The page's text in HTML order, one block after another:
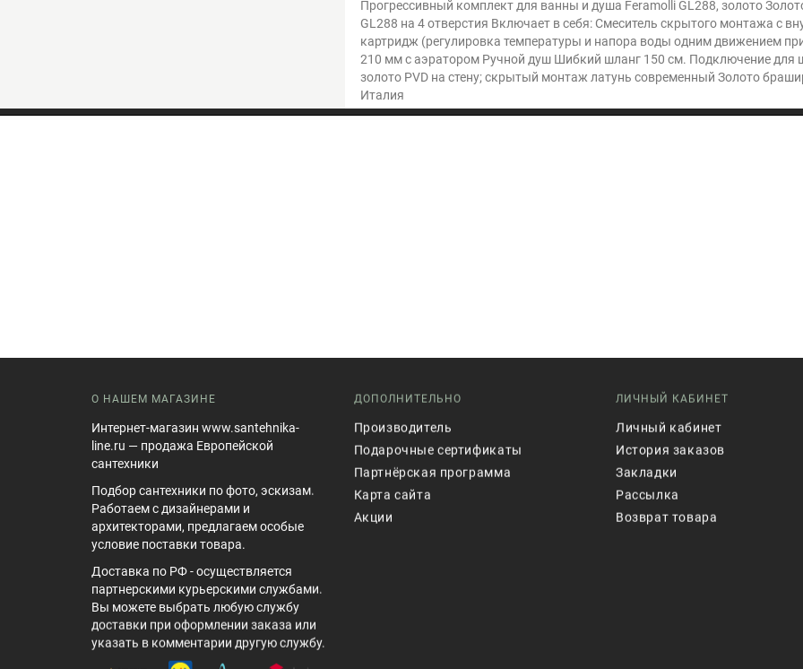
Прогрессивный комплект для ванны и душа Feramolli GL288, золото
GL288 на 4 отверстия Включает в себя: Смеситель скрытого монтажа с
картридж (регулировка температуры и напора воды одним движением
210 мм с аэратором Ручной душ Шибкий шланг 150 см. Подключение для
золото PVD на стену; скрытый монтаж латунь современный Золото
Италия
О НАШЕМ МАГАЗИНЕ
Интернет-магазин www.santehnika-
line.ru — продажа Европейской
сантехники
Подбор сантехники по фото, эскизам.
Работаем с дизайнерами и
архитекторами, предлагаем особые
условие поставки товара.
Доставка по РФ - осуществляется
партнерскими курьерскими службами.
Вы можете выбрать любую службу
доставки при оформлении заказа или
указать в комментарии другую службу.
ДОПОЛНИТЕЛЬНО
Производитель
Подарочные сертификаты
Партнёрская программа
Карта сайта
Акции
ЛИЧНЫЙ КАБИНЕТ
Личный кабинет
История заказов
Закладки
Рассылка
Возврат товара